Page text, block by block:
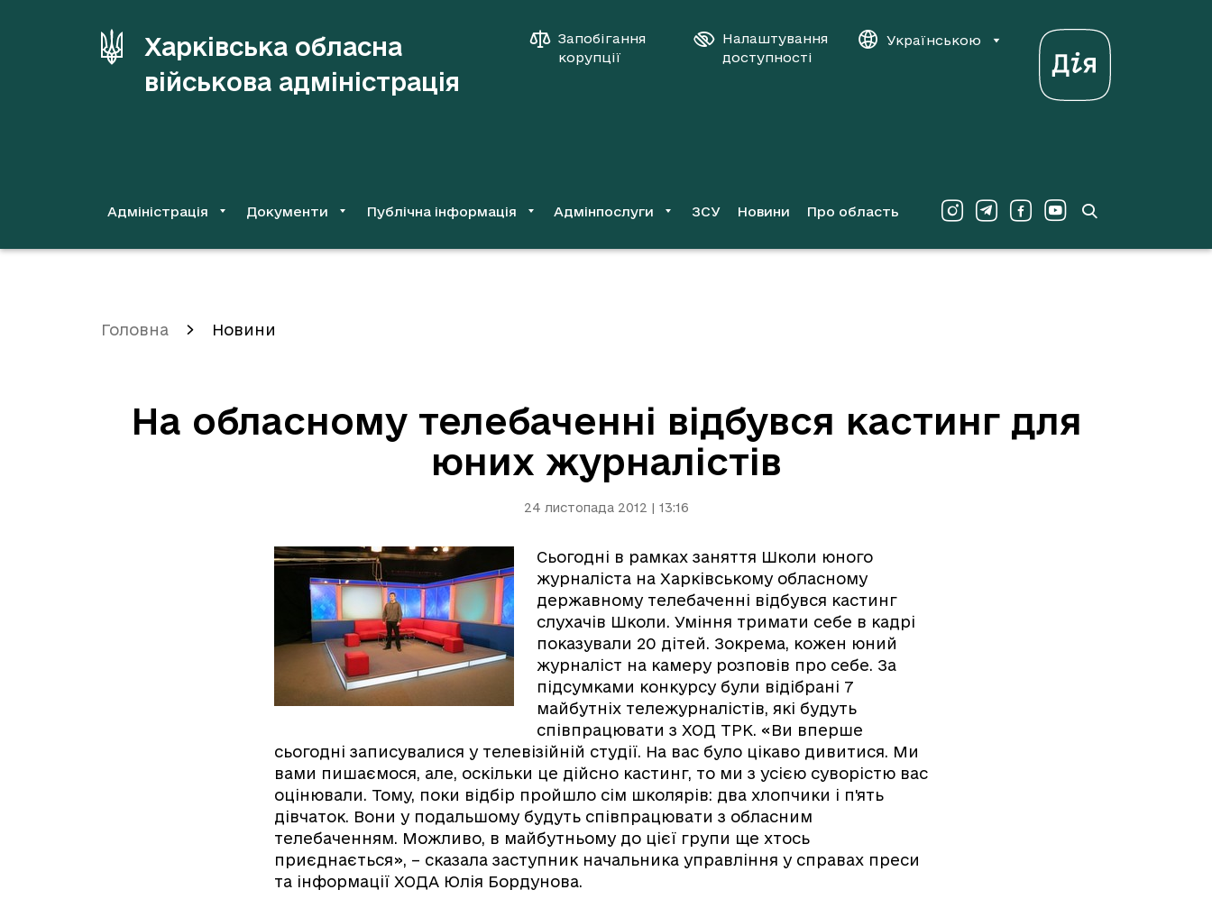
Харківська обласна
військова адміністрація
Запобігання
корупції
Налаштування
доступності
Українською
Адміністрація Документи Публічна інформація Адмінпослуги ЗСУ Новини Про область
Головна Новини
На обласному телебаченні відбувся кастинг для
юних журналістів
24 листопада 2012 | 13:16
Сьогодні в рамках заняття Школи юного
журналіста на Харківському обласному
державному телебаченні відбувся кастинг
слухачів Школи. Уміння тримати себе в кадрі
показували 20 дітей. Зокрема, кожен юний
журналіст на камеру розповів про себе. За
підсумками конкурсу були відібрані 7
майбутніх тележурналістів, які будуть
співпрацювати з ХОД ТРК. «Ви вперше
сьогодні записувалися у телевізійній студії. На вас було цікаво дивитися. Ми
вами пишаємося, але, оскільки це дійсно кастинг, то ми з усією суворістю вас
оцінювали. Тому, поки відбір пройшло сім школярів: два хлопчики і п'ять
дівчаток. Вони у подальшому будуть співпрацювати з обласним
телебаченням. Можливо, в майбутньому до цієї групи ще хтось
приєднається», – сказала заступник начальника управління у справах преси
та інформації ХОДА Юлія Бордунова.